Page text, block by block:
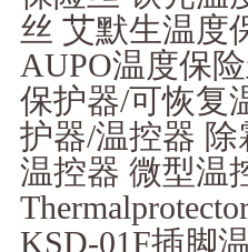
丝 艾默生温度
AUPO温度保
保护器/可恢复
护器/温控器
温控器 微型温
KSD-01F插脚